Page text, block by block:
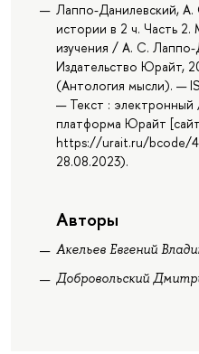
Лаппо-Данилевский,
истории в 2 ч. Часть
изучения / А. С.
Издательство Юрайт,
(Антология мысли). —
— Текст : электронный
платформа Юрайт
https://urait.ru/bcode/
28.08.2023).
Авторы
Акельев Евгений
Добровольский